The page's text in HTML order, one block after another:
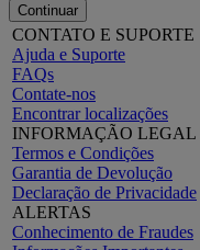
Continuar
CONTATO E SUPORTE
Ajuda e Suporte
FAQs
Contate-nos
Encontrar localizações
INFORMAÇÃO LEGAL
Termos e Condições
Garantia de Devolução
Declaração de Privacidade
ALERTAS
Conhecimento de Fraudes